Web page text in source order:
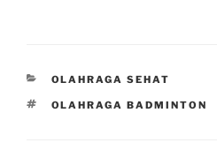
CATEGORIES
OLAHRAGA SEHAT
TAGS
OLAHRAGA BADMINTON